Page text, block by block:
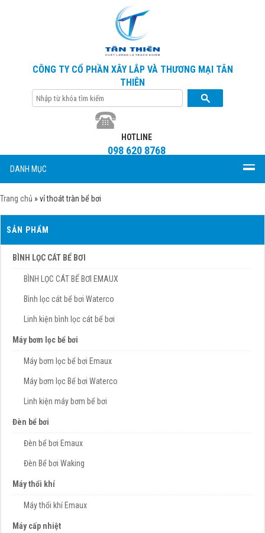
CÔNG TY CỔ PHẦN XÂY LẮP VÀ THƯƠNG MẠI TÂN
THIÊN
HOTLINE
098 620 8768
DANH MỤC
Trang chủ »vỉ thoát tràn bể bơi
SẢN PHẨM
BÌNH LỌC CÁT BỂ BƠI
BÌNH LỌC CÁT BỂ BƠI EMAUX
Bình lọc cát bể bơi Waterco
Linh kiện bình lọc cát bể bơi
Máy bơm lọc bể bơi
Máy bơm lọc bể bơi Emaux
Máy bơm lọc Bể bơi Waterco
Linh kiện máy bơm bể bơi
Đèn bể bơi
Đèn bể bơi Emaux
Đèn Bể bơi Waking
Máy thổi khí
Máy thổi khí Emaux
Máy cấp nhiệt